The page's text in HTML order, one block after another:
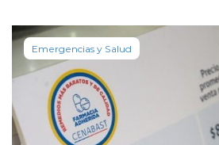
Emergencias y Salud